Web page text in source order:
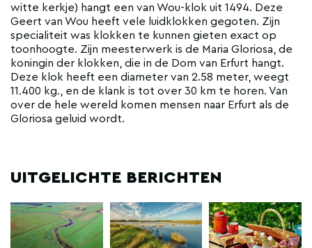
witte kerkje) hangt een van Wou-klok uit 1494. Deze
Geert van Wou heeft vele luidklokken gegoten. Zijn
specialiteit was klokken te kunnen gieten exact op
toonhoogte. Zijn meesterwerk is de Maria Gloriosa, de
koningin der klokken, die in de Dom van Erfurt hangt.
Deze klok heeft een diameter van 2.58 meter, weegt
11.400 kg., en de klank is tot over 30 km te horen. Van
over de hele wereld komen mensen naar Erfurt als de
Gloriosa geluid wordt.
UITGELICHTE BERICHTEN